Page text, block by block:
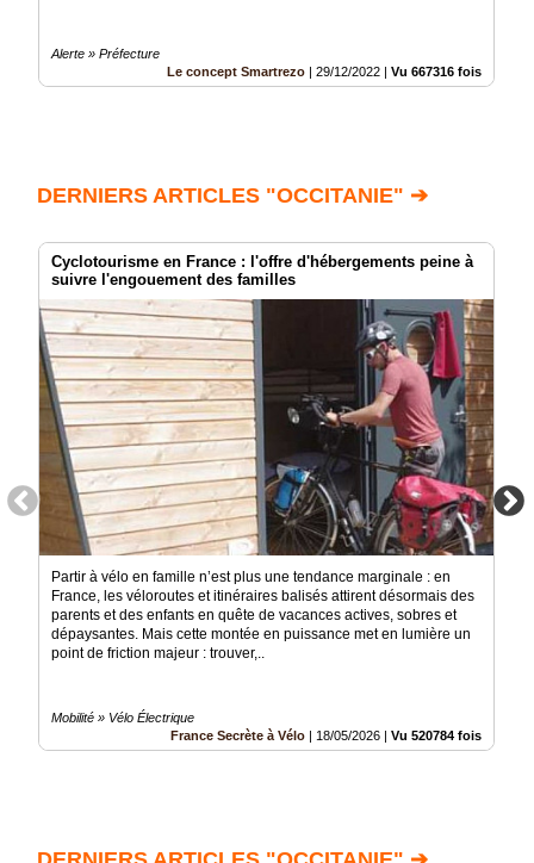
Alerte » Préfecture
Le concept Smartrezo
29/12/2022 Vu 667316 fois
DERNIERS ARTICLES "OCCITANIE" ➔
Cyclotourisme en France : l'offre d'hébergements peine à
suivre l'engouement des familles
Partir à vélo en famille n’est plus une tendance marginale : en
France, les véloroutes et itinéraires balisés attirent désormais des
parents et des enfants en quête de vacances actives, sobres et
dépaysantes. Mais cette montée en puissance met en lumière un
point de friction majeur : trouver,..
Mobilité » Vélo Électrique
France Secrète à Vélo | 18/05/2026 | Vu 520784 fois